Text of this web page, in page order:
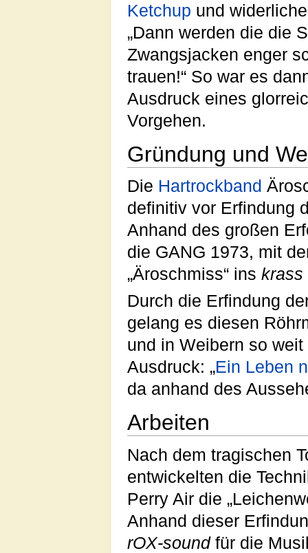
Ketchup und
„Dann werden die die
Zwangsjacken enger
trauen!“ So war es
Ausdruck eines
Vorgehen.
Gründung und
Die Hartrockband
definitiv vor Erfindung
Anhand des großen
die GANG 1973, mit
„Äroschmiss“ ins krass
Durch die Erfindung
gelang es diesen
und in Weibern so
Ausdruck: „Ein Leben
da anhand des
Arbeiten
Nach dem tragischen
entwickelten die
Perry Air die
Anhand dieser
rOX-soundfür die